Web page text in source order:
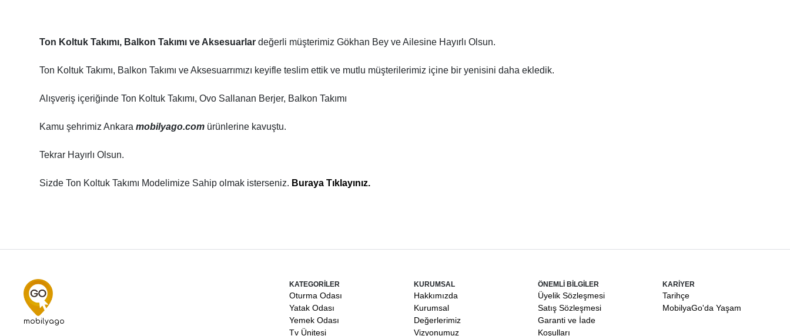
Ton Koltuk Takımı, Balkon Takımı ve Aksesuarlardeğerli müşterimiz Gökhan Bey ve Ailesine Hayırlı Olsun.
Ton Koltuk Takımı, Balkon Takımı ve Aksesuarrımızı keyifle teslim ettik ve mutlu müşterilerimiz içine bir yenisini daha ekledik.
Alışveriş içeriğinde Ton Koltuk Takımı, Ovo Sallanan Berjer, Balkon Takımı
Kamu şehrimiz Ankaramobilyago.com ürünlerine kavuştu.
Tekrar Hayırlı Olsun.
Sizde Ton Koltuk Takımı Modelimize Sahip olmak isterseniz. Buraya Tıklayınız.
mobilyago
KATEGORİLER
Oturma Odası
Yatak Odası
Yemek Odası
Tv Ünitesi
KURUMSAL
Hakkımızda
Kurumsal
Değerlerimiz
Vizyonumuz
ÖNEMLİ BİLGİLER
Üyelik Sözleşmesi
Satış Sözleşmesi
Garanti ve İade
Koşulları
KARİYER
Tarihçe
MobilyaGo'da Yaşam